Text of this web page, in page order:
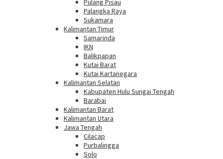
Pulang Pisau
Palangka Raya
Sukamara
Kalimantan Timur
Samarinda
IKN
Balikpapan
Kutai Barat
Kutai Kartanegara
Kalimantan Selatan
Kabupaten Hulu Sungai Tengah
Barabai
Kalimantan Barat
Kalimantan Utara
Jawa Tengah
Cilacap
Purbalingga
Solo